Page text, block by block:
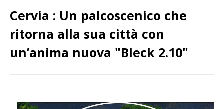
Cervia : Un palcoscenico che
ritorna alla sua città con
un’anima nuova "Bleck 2.10"